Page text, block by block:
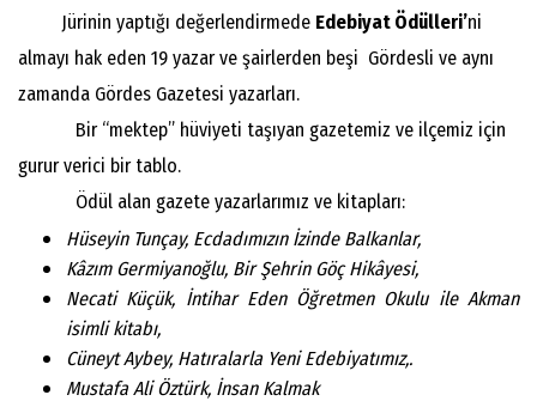
Jürinin yaptığı değerlendirmede Edebiyat Ödülleri’ni
almayı hak eden 19 yazar ve şairlerden beşi Gördesli ve aynı
zamanda Gördes Gazetesi yazarları.
Bir “mektep” hüviyeti taşıyan gazetemiz ve ilçemiz için
gurur verici bir tablo.
Ödül alan gazete yazarlarımız ve kitapları:
Hüseyin Tunçay, Ecdadımızın İzinde Balkanlar,
Kâzım Germiyanoğlu, Bir Şehrin Göç Hikâyesi,
Necati Küçük, İntihar Eden Öğretmen Okulu ile Akman
isimli kitabı,
Cüneyt Aybey, Hatıralarla Yeni Edebiyatımız,.
Mustafa Ali Öztürk, İnsan Kalmak